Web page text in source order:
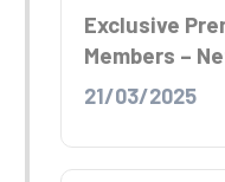
Exclusive
Members –
21/03/2025